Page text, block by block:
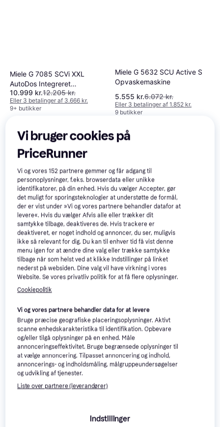
Miele G 7085 SCVi XXL
AutoDos Integreret
Opvaskemaskine
10.999 kr.12.205 kr.
Eller 3 betalinger af 3.666 kr.
9+ butikker
Miele G 5632 SCU Active S
Opvaskemaskine
5.555 kr.6.072 kr.
Eller 3 betalinger af 1.852 kr.
9 butikker
Miele G 7210 SCU
BRSW
4.9
Fuldt integreret, 60 cm, 43 dB
11.295 kr.
9 butikker
Miele G5611 Scu Ner Bw
Active Opvaskemaskine
Underbygget, 60 cm
6.999 kr.
9+ butikker
Fuldt integreret, 60 cm, 43 dB
Integrerbar Opvaskemaskine
Vi bruger cookies på
PriceRunner
Vi og vores152 partnere gemmer og får adgang til
personoplysninger, f.eks. browserdata eller unikke
identifikatorer, på din enhed. Hvis du vælger Accepter, gør
det muligt for sporingsteknologier at understøtte de formål,
der er vist under »Vi og vores partnere behandler datafor at
levere«. Hvis du vælger Afvis alle eller trækker dit
samtykke tilbage, deaktiveres de. Hvis trackere er
deaktiveret, er noget indhold og annoncer, du ser, muligvis
ikke så relevant for dig. Du kan til enhver tid få vist denne
menu igen for at ændre dine valg eller trække samtykke
tilbage når som helst ved at klikke Indstillinger på linket
nederst på websiden. Dine valg vil have virkning i vores
Website. Se vores privatliv politik for at få flere oplysninger.
Cookiepolitik
Vi og vores partnere behandler data for at levere
Bruge præcise geografiske placeringsoplysninger. Aktivt
scanne enhedskarakteristika til identifikation. Opbevare
og/eller tilgå oplysninger på en enhed. Måle
annonceringseffektivitet. Bruge begrænsede oplysninger til
at vælge annoncering. Tilpasset annoncering og indhold,
annoncerings- og indholdsmåling, målgruppeundersøgelser
og udvikling af tjenester.
Liste over partnere (leverandører)
Indstillinger